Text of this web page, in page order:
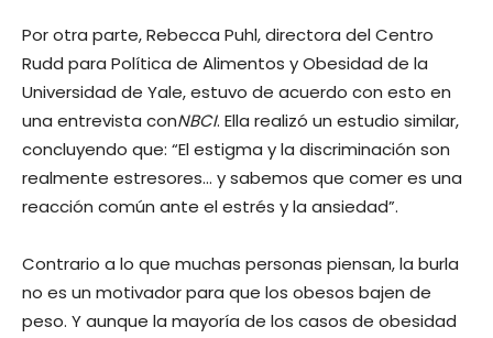
Por otra parte, Rebecca Puhl, directora del Centro
Rudd para Política de Alimentos y Obesidad de la
Universidad de Yale, estuvo de acuerdo con esto en
una entrevista conNBCI. Ella realizó un estudio similar,
concluyendo que: “El estigma y la discriminación son
realmente estresores… y sabemos que comer es una
reacción común ante el estrés y la ansiedad”.
Contrario a lo que muchas personas piensan, la burla
no es un motivador para que los obesos bajen de
peso. Y aunque la mayoría de los casos de obesidad